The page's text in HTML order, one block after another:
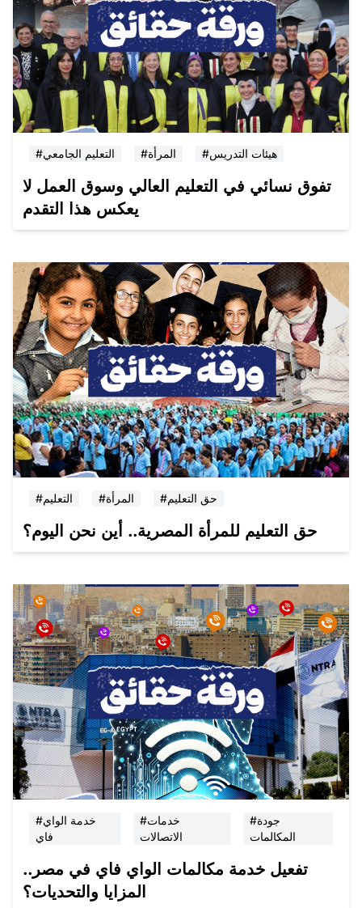
#التعليم الجامعي #المرأة #هيئات التدريس
تفوق نسائي في التعليم العالي وسوق العمل لا
يعكس هذا التقدم
#التعليم #المرأة #حق التعليم
حق التعليم للمرأة المصرية.. أين نحن اليوم؟
#خدمة الواي
فاي
#خدمات
الاتصالات
#جودة
المكالمات
تفعيل خدمة مكالمات الواي فاي في مصر..
المزايا والتحديات؟